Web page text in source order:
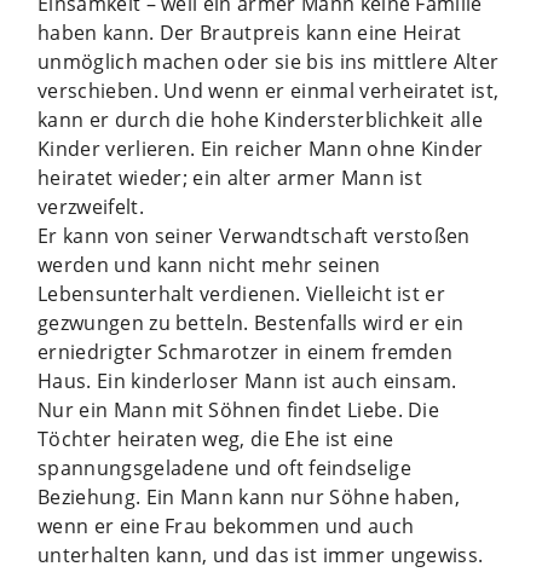
haben kann. Der Brautpreis kann eine Heirat
unmöglich machen oder sie bis ins mittlere Alter
verschieben. Und wenn er einmal verheiratet ist,
kann er durch die hohe Kindersterblichkeit alle
Kinder verlieren. Ein reicher Mann ohne Kinder
heiratet wieder; ein alter armer Mann ist
verzweifelt.
Er kann von seiner Verwandtschaft verstoßen
werden und kann nicht mehr seinen
Lebensunterhalt verdienen. Vielleicht ist er
gezwungen zu betteln. Bestenfalls wird er ein
erniedrigter Schmarotzer in einem fremden
Haus. Ein kinderloser Mann ist auch einsam.
Nur ein Mann mit Söhnen findet Liebe. Die
Töchter heiraten weg, die Ehe ist eine
spannungsgeladene und oft feindselige
Beziehung. Ein Mann kann nur Söhne haben,
wenn er eine Frau bekommen und auch
unterhalten kann, und das ist immer ungewiss.